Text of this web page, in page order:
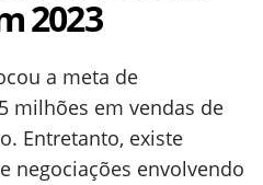
2023
a meta de
milhões em vendas de
Entretanto, existe
negociações envolvendo